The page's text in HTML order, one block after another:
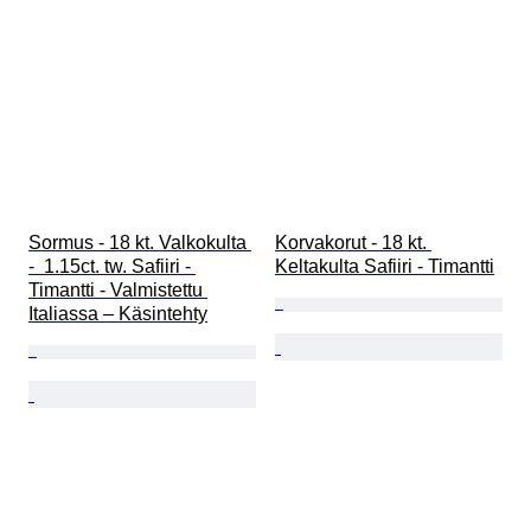
Sormus - 18 kt. Valkokulta
-  1.15ct. tw. Safiiri -
Timantti - Valmistettu
Italiassa – Käsintehty
Korvakorut - 18 kt.
Keltakulta Safiiri - Timantti